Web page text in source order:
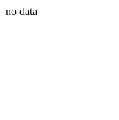
no data